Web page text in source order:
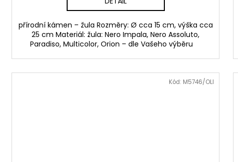
přírodní kámen – žula Rozměry: Ø cca 15 cm, výška cca
25 cm Materiál: žula: Nero Impala, Nero Assoluto,
Paradiso, Multicolor, Orion – dle Vašeho výběru
Kód: M5746/OLI